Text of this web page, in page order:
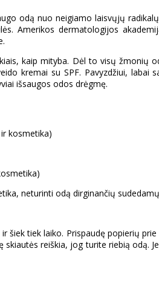
odą nuo neigiamo laisvųjų
Amerikos dermatologijos
kaip mityba. Dėl to visų žmonių
kremai su SPF. Pavyzdžiui, labai
išsaugos odos drėgmę.
kosmetika)
neturinti odą dirginančių
šiek tiek laiko. Prispaudę popierių
reiškia, jog turite riebią odą.